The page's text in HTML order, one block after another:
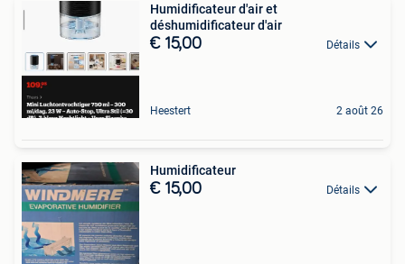
Humidificateur d'air et
déshumidificateur d'air
€ 15,00 Détails
Heestert 2 août 26
Humidificateur
€ 15,00 Détails